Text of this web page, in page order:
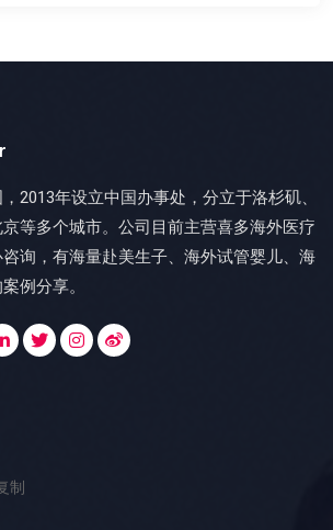
2013年设立中国办事处，分立于洛杉矶、
等多个城市。公司目前主营喜多海外医疗
询，有海量赴美生子、海外试管婴儿、海
例分享。
制